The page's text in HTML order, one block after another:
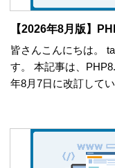
【2026年8月版】
皆さんこんにちは。
す。 本記事は、
年8月7日に改訂して